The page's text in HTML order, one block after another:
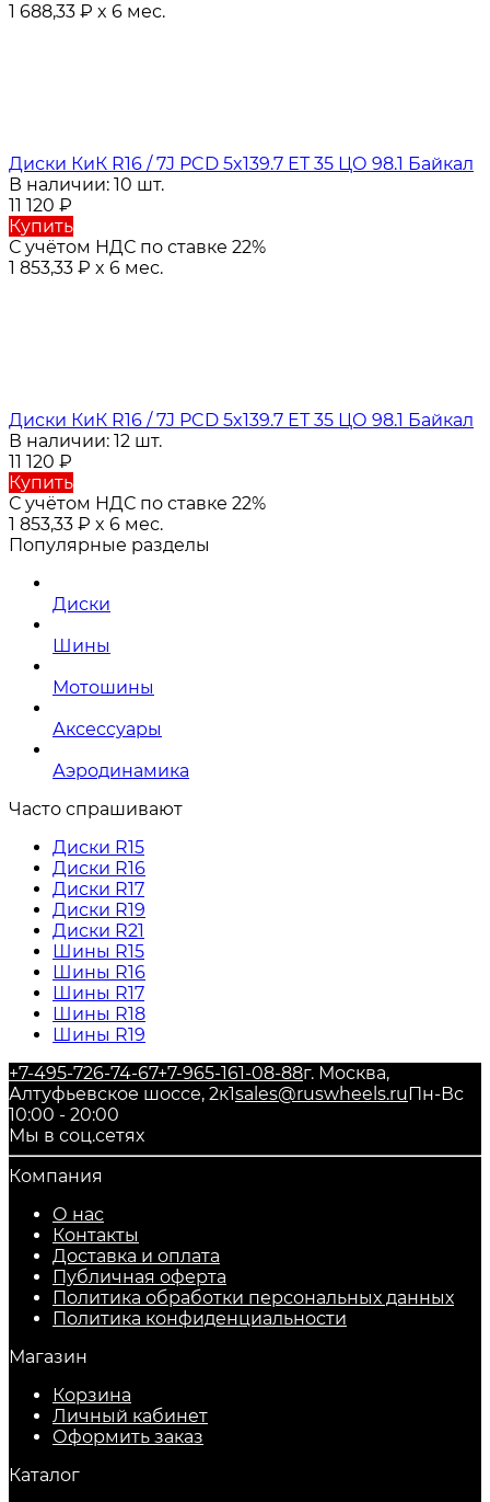
1 688,33 ₽ x 6 мес.
Диски КиК R16 / 7J PCD 5x139.7 ЕТ 35 ЦО 98.1 Байкал
В наличии: 10 шт.
11 120 ₽
Купить
С учётом НДС по ставке 22%
1 853,33 ₽ x 6 мес.
Диски КиК R16 / 7J PCD 5x139.7 ЕТ 35 ЦО 98.1 Байкал
В наличии: 12 шт.
11 120 ₽
Купить
С учётом НДС по ставке 22%
1 853,33 ₽ x 6 мес.
Популярные разделы
Диски
Шины
Мотошины
Аксессуары
Аэродинамика
Часто спрашивают
Диски R15
Диски R16
Диски R17
Диски R19
Диски R21
Шины R15
Шины R16
Шины R17
Шины R18
Шины R19
+7-495-726-74-67+7-965-161-08-88г. Москва,
Алтуфьевское шоссе, 2к1sales@ruswheels.ru Пн-Вс
10:00 - 20:00
Мы в соц.сетях
Компания
О нас
Контакты
Доставка и оплата
Публичная оферта
Политика обработки персональных данных
​Политика конфиденциальности
Магазин
Корзина
Личный кабинет
Оформить заказ
Каталог